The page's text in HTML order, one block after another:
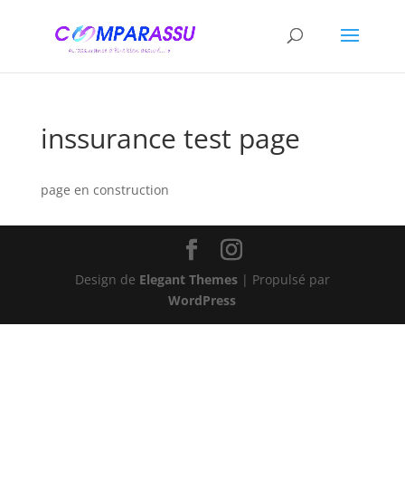
inssurance test page
page en construction
Design de Elegant Themes| Propulsé par
WordPress